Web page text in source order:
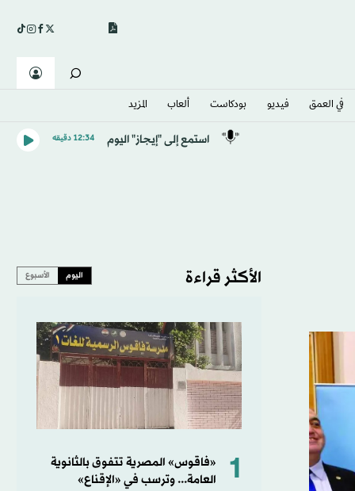
في العمق فيديو بودكاست ألعاب المزيد
استمع إلى "إيجاز" اليوم 12:34 دقيقه
الأكثر قراءة اليوم الأسبوع
1
«فاقوس» المصرية تتفوق بالثانوية
العامة... وترسب في «الإقناع»